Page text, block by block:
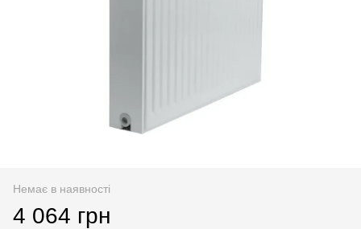
Немає в наявності
4 064 грн